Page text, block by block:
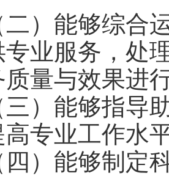
能够综合运
专业服务，处
质量与效果进
能够指导助
专业工作水
能够制定科